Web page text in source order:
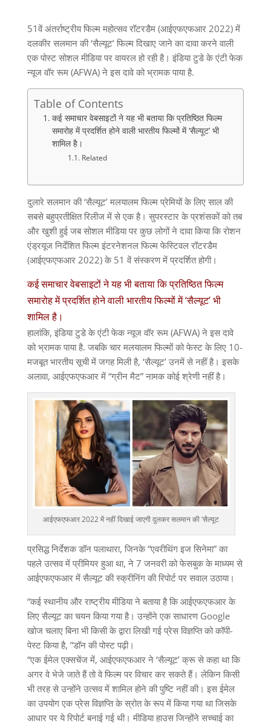
51वें अंतर्राष्ट्रीय फिल्म महोत्सव रॉटरडैम (आईएफएफआर 2022) में
दलकीर सलमान की ‘सैल्यूट’ फिल्म दिखाए जाने का दावा करने वाली
एक पोस्ट सोशल मीडिया पर वायरल हो रही है। इंडिया टुडे के एंटी फेक
न्यूज वॉर रूम (AFWA) ने इस दावे को भ्रामक पाया है.
Table of Contents
कई समाचार वेबसाइटों ने यह भी बताया कि प्रतिष्ठित फिल्म
समारोह में प्रदर्शित होने वाली भारतीय फिल्मों में ‘सैल्यूट’ भी
शामिल है।
Related
दुलारे सलमान की ‘सैल्यूट’ मलयालम फिल्म प्रेमियों के लिए साल की
सबसे बहुप्रतीक्षित रिलीज में से एक है। सुपरस्टार के प्रशंसकों को तब
और खुशी हुई जब सोशल मीडिया पर कुछ लोगों ने दावा किया कि रोशन
एंड्रयूज निर्देशित फिल्म इंटरनेशनल फिल्म फेस्टिवल रॉटरडैम
(आईएफएफआर 2022) के 51 वें संस्करण में प्रदर्शित होगी।
कई समाचार वेबसाइटों ने यह भी बताया कि प्रतिष्ठित फिल्म
समारोह में प्रदर्शित होने वाली भारतीय फिल्मों में ‘सैल्यूट’ भी
शामिल है।
हालांकि, इंडिया टुडे के एंटी फेक न्यूज वॉर रूम (AFWA) ने इस दावे
को भ्रामक पाया है. जबकि चार मलयालम फिल्मों को फेस्ट के लिए 10-
मजबूत भारतीय सूची में जगह मिली है, ‘सैल्यूट’ उनमें से नहीं है। इसके
अलावा, आईएफएफआर में “ग्रीन मैट” नामक कोई श्रेणी नहीं है।
आईएफएफआर 2022 में नहीं दिखाई जाएगी दुलकर सलमान की ‘सैल्यूट
प्रसिद्ध निर्देशक डॉन पलाथारा, जिनके “एवरीथिंग इज सिनेमा” का
पहले उत्सव में प्रीमियर हुआ था, ने 7 जनवरी को फेसबुक के माध्यम से
आईएफएफआर में सैल्यूट की स्क्रीनिंग की रिपोर्ट पर सवाल उठाया।
“कई स्थानीय और राष्ट्रीय मीडिया ने बताया है कि आईएफएफआर के
लिए सैल्यूट का चयन किया गया है। उन्होंने एक साधारण Google
खोज चलाए बिना भी किसी के द्वारा लिखी गई प्रेस विज्ञप्ति को कॉपी-
पेस्ट किया है, ”डॉन की पोस्ट पढ़ी।
“एक ईमेल एक्सचेंज में, आईएफएफआर ने ‘सैल्यूट’ क्रू से कहा था कि
अगर वे भेजे जाते हैं तो वे फिल्म पर विचार कर सकते हैं। लेकिन किसी
भी तरह से उन्होंने उत्सव में शामिल होने की पुष्टि नहीं की। इस ईमेल
का उपयोग एक प्रेस विज्ञप्ति के स्रोत के रूप में किया गया था जिसके
आधार पर ये रिपोर्ट बनाई गई थी। मीडिया हाउस जिन्होंने सच्चाई का